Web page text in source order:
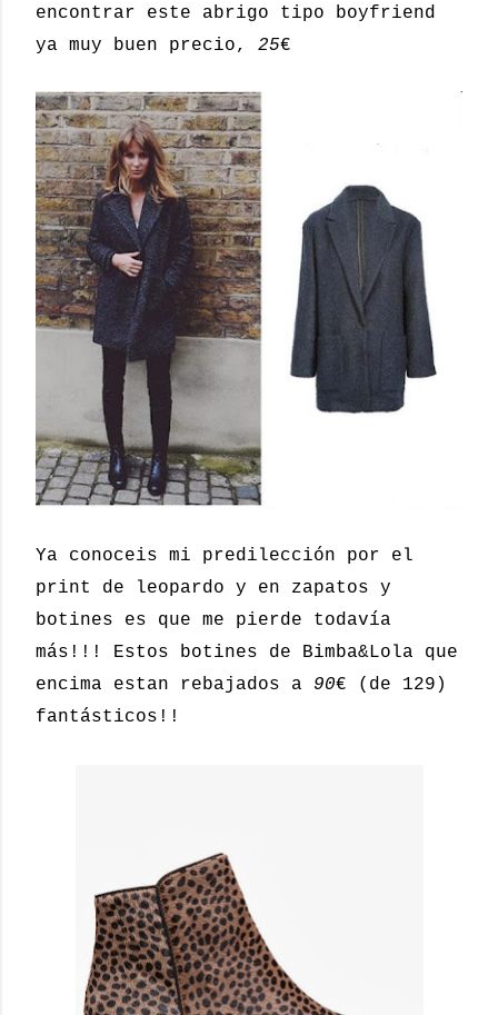
encontrar este abrigo tipo boyfriend
ya muy buen precio, 25€
Ya conoceis mi predilección por el
print de leopardo y en zapatos y
botines es que me pierde todavía
más!!! Estos botines de Bimba&Lola que
encima estan rebajados a 90€ (de 129)
fantásticos!!